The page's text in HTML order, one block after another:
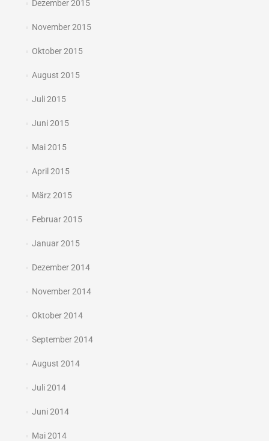
Dezember 2015
November 2015
Oktober 2015
August 2015
Juli 2015
Juni 2015
Mai 2015
April 2015
März 2015
Februar 2015
Januar 2015
Dezember 2014
November 2014
Oktober 2014
September 2014
August 2014
Juli 2014
Juni 2014
Mai 2014